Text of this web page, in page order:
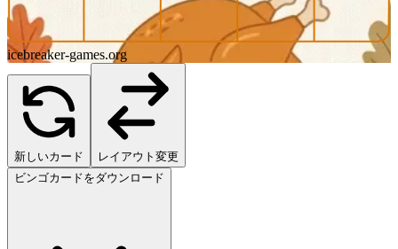
icebreaker-games.org
新しいカード
レイアウト変更
ビンゴカードをダウンロード